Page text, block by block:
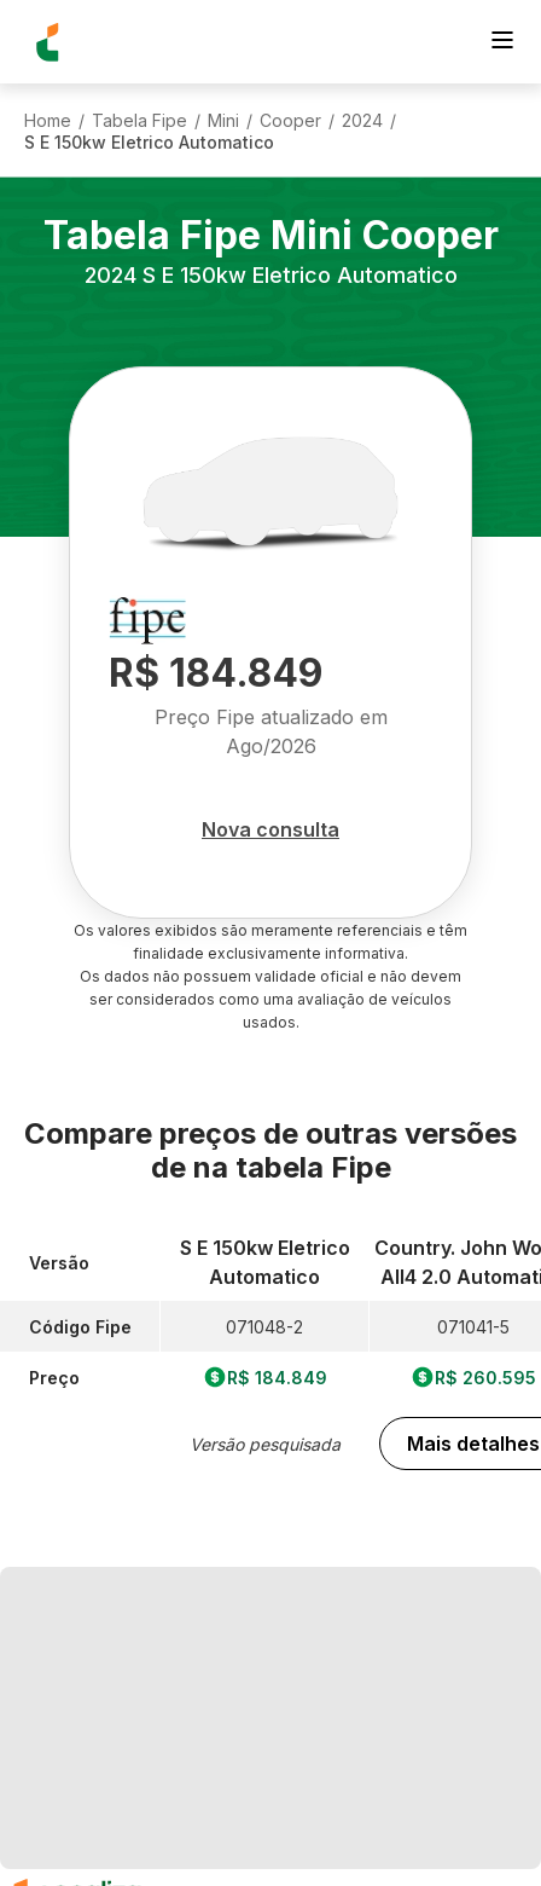
Home / Tabela Fipe / Mini / Cooper / 2024 /
S E 150kw Eletrico Automatico
Tabela Fipe Mini Cooper
2024 S E 150kw Eletrico Automatico
R$ 184.849
Preço Fipe atualizado em
Ago/2026
Nova consulta
Os valores exibidos são meramente referenciais e têm
finalidade exclusivamente informativa.
Os dados não possuem validade oficial e não devem
ser considerados como uma avaliação de veículos
usados.
Compare preços de outras versões
de na tabela Fipe
Versão
Código Fipe
Preço
S E 150kw Eletrico
Automatico
071048-2
R$ 184.849
Versão pesquisada
Country. John
All4 2.0
071041-5
R$ 260.595
Mais detalhes